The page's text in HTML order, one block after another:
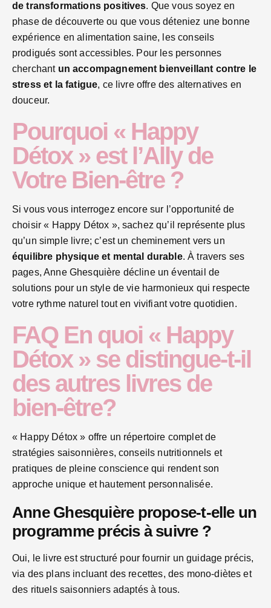
de transformations positives. Que vous soyez en
phase de découverte ou que vous déteniez une bonne
expérience en alimentation saine, les conseils
prodigués sont accessibles. Pour les personnes
cherchant un accompagnement bienveillant contre le
stress et la fatigue, ce livre offre des alternatives en
douceur.
Pourquoi « Happy
Détox » est l’Ally de
Votre Bien-être ?
Si vous vous interrogez encore sur l’opportunité de
choisir « Happy Détox », sachez qu’il représente plus
qu’un simple livre; c’est un cheminement vers un
équilibre physique et mental durable. À travers ses
pages, Anne Ghesquière décline un éventail de
solutions pour un style de vie harmonieux qui respecte
votre rythme naturel tout en vivifiant votre quotidien.
FAQ En quoi « Happy
Détox » se distingue-t-il
des autres livres de
bien-être?
« Happy Détox » offre un répertoire complet de
stratégies saisonnières, conseils nutritionnels et
pratiques de pleine conscience qui rendent son
approche unique et hautement personnalisée.
Anne Ghesquière propose-t-elle un
programme précis à suivre ?
Oui, le livre est structuré pour fournir un guidage précis,
via des plans incluant des recettes, des mono-diètes et
des rituels saisonniers adaptés à tous.